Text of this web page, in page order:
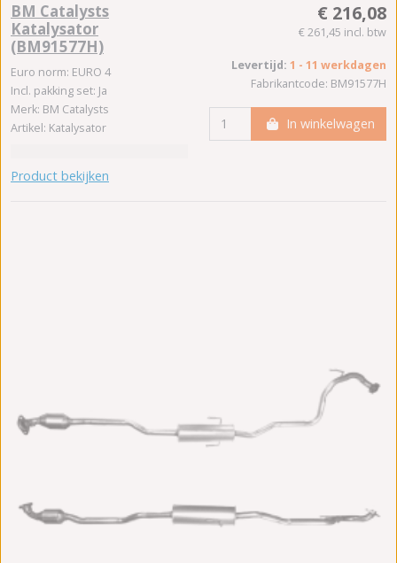
BM Catalysts
Katalysator
(BM91577H)
Euro norm: EURO 4
Incl. pakking set: Ja
Merk: BM Catalysts
Artikel: Katalysator
Product bekijken
€ 216,08
€ 261,45 incl. btw
Levertijd: 1 - 11 werkdagen
Fabrikantcode: BM91577H
In winkelwagen